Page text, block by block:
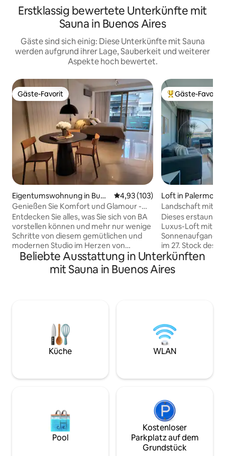
Erstklassig bewertete Unterkünfte mit
Sauna in Buenos Aires
Gäste sind sich einig: Diese Unterkünfte mit Sauna
werden aufgrund ihrer Lage, Sauberkeit und weiterer
Aspekte hoch bewertet.
Gäste-Favorit
Gäste-Favorit
Eigentumswohnung in Buen
os Aires
Durchschnittliche Bewertung:
4,93 (103)
Genießen Sie Komfort und Glamour -
Studio Armani Casa
Entdecken Sie alles, was Sie sich von BA
vorstellen können und mehr nur wenige
Schritte von diesem gemütlichen und
modernen Studio im Herzen von
Recoleta entfernt. Bereite dir ein gutes
Frühstück zu, bevor du aufbrichst! Mit
allen Verkehrsmitteln in Reichweite
erholen. Fragen Sie uns nach dem
Massageservice! Verpassen Sie nicht die
ausgezeichnete Küche und das
pulsierende Nachtleben des Viertels...
Beliebter Gäste-
Gäste-Favorit
Loft in Palermo
Landschaft mit
2
Dieses
Luxus-Loft mit 2
Sonnenaufgang
im 27. Stock des
Palermo Uno
Stil und Licht
Check-in: 14:00
möglich. Bei
lass es uns bitte
buchst. Bei
Gepäck nach
Beliebte Ausstattung in Unterkünften
mit Sauna in Buenos Aires
Küche WLAN
Pool
Kostenloser
Parkplatz auf dem
Grundstück